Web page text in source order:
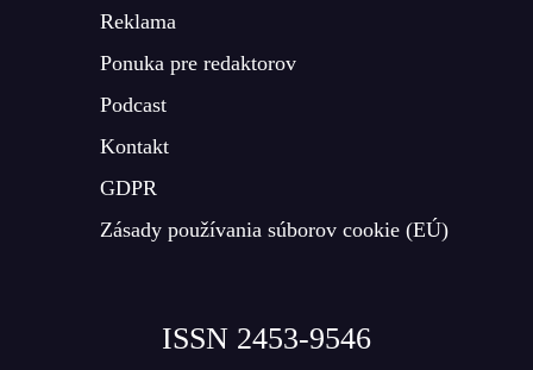
Reklama
Ponuka pre redaktorov
Podcast
Kontakt
GDPR
Zásady používania súborov cookie (EÚ)
ISSN 2453-9546